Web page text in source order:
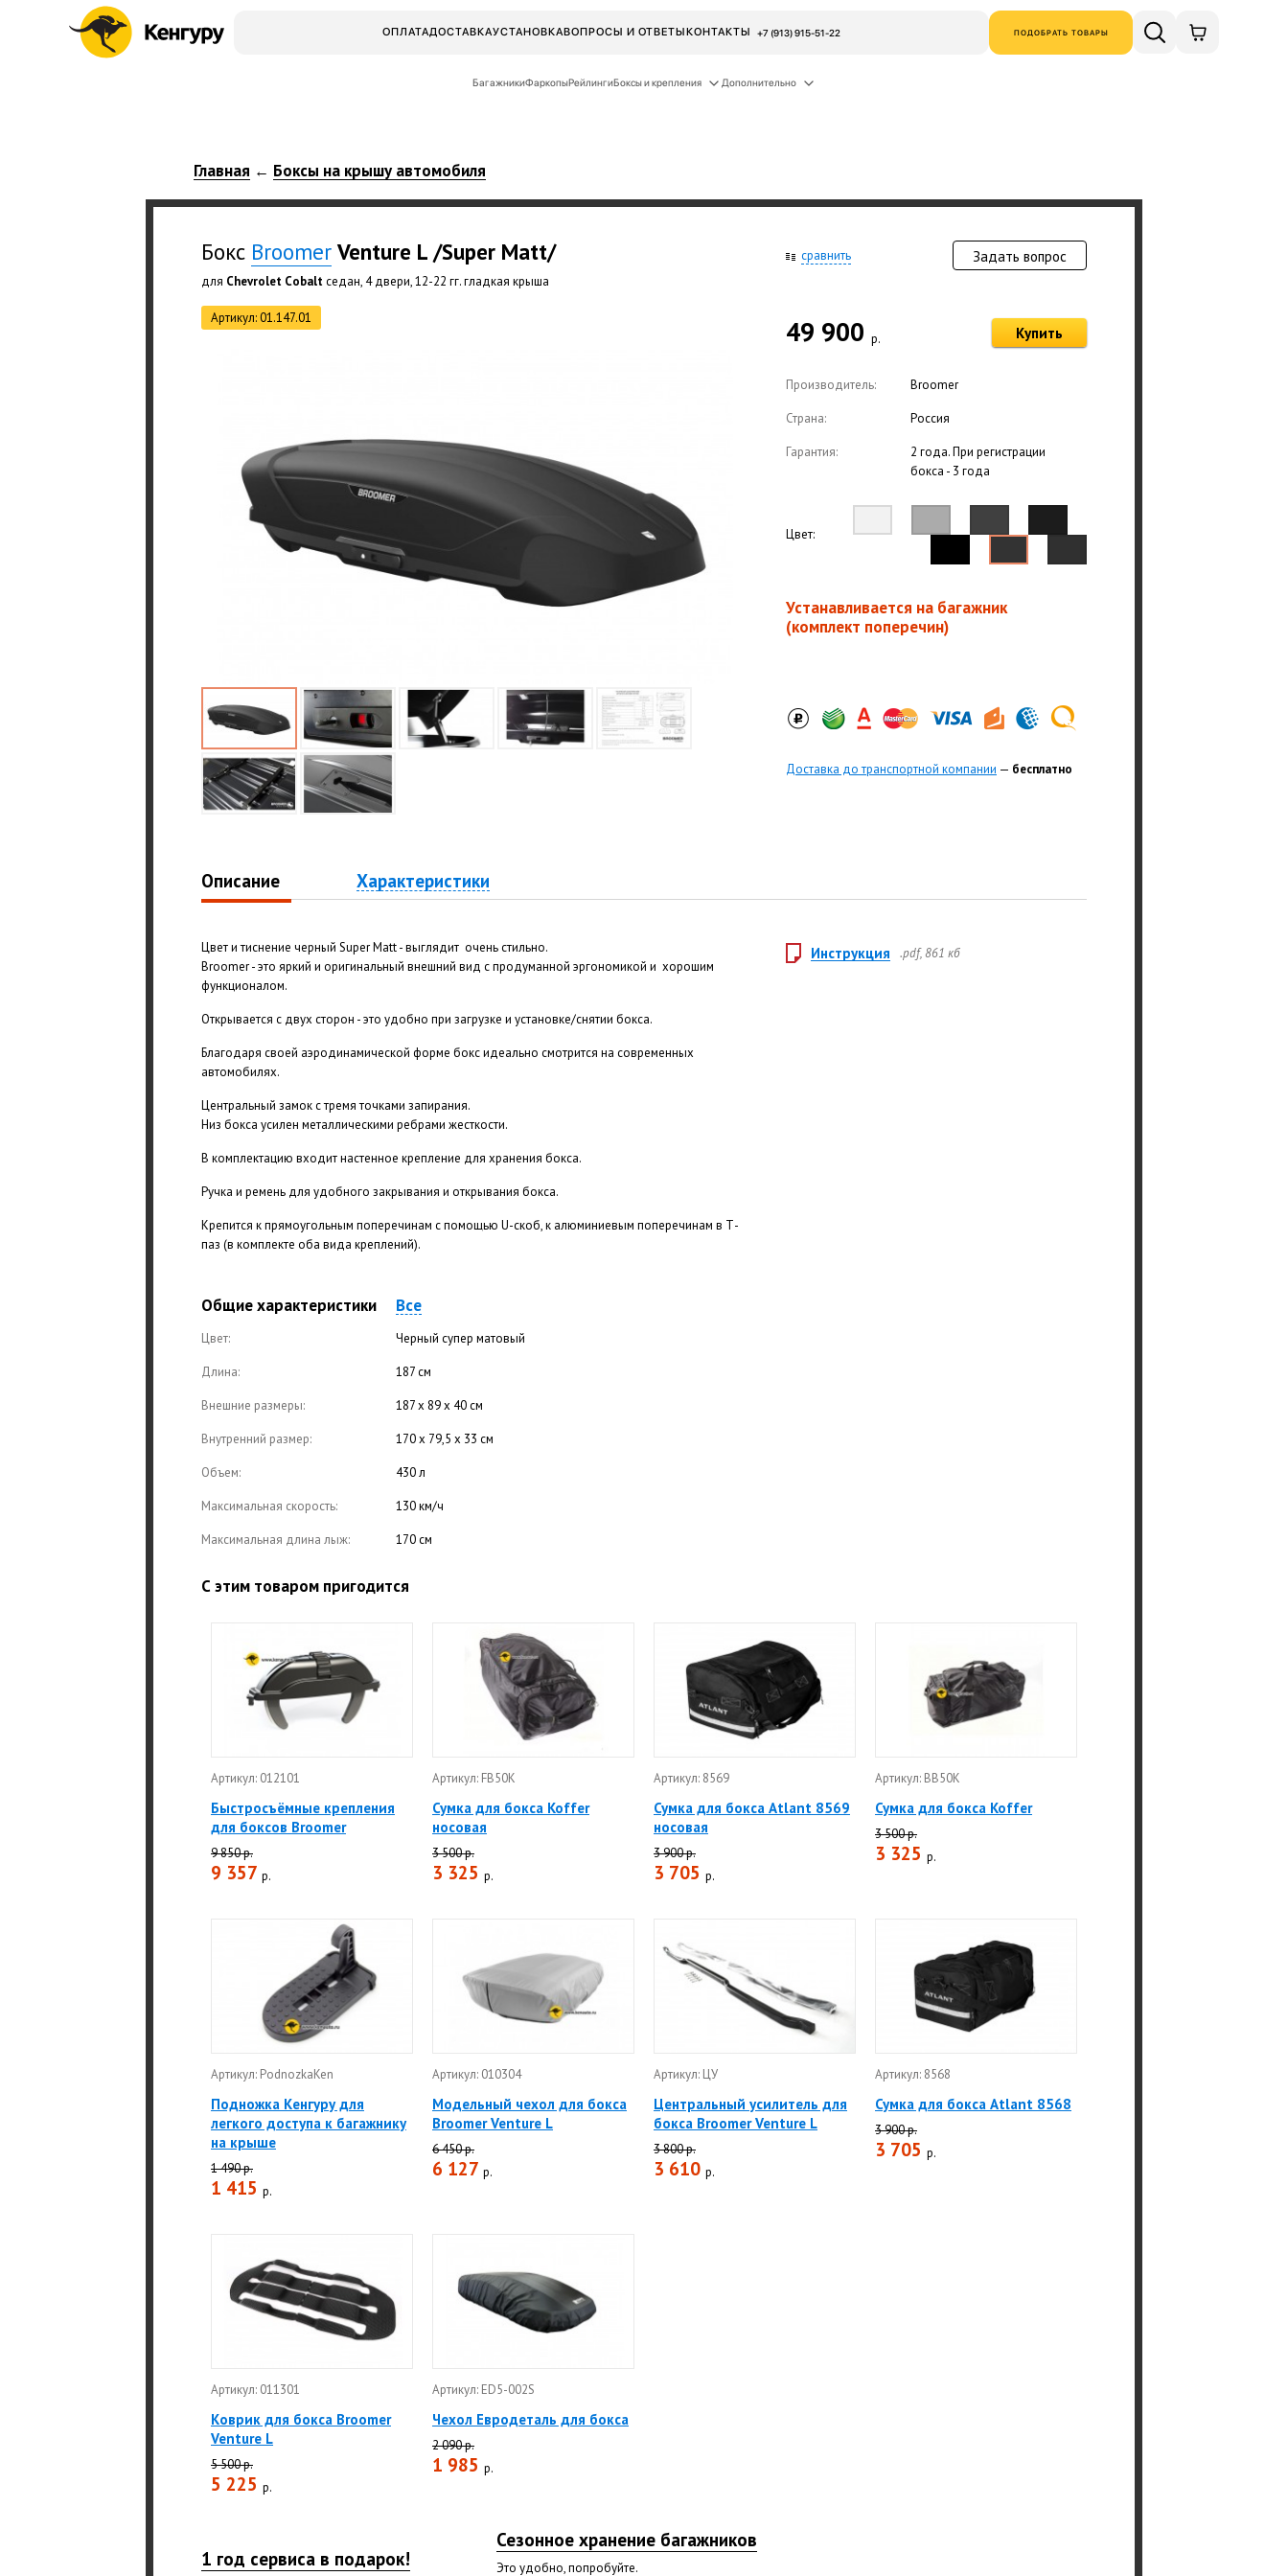
ОПЛАТАДОСТАВКАУСТАНОВКАВОПРОСЫ И ОТВЕТЫКОНТАКТЫ +7 (913) 915-51-22 ПОДОБРАТЬ ТОВАРЫ
БагажникиФаркопыРейлингиБоксы и крепления Дополнительно
Главная ← Боксы на крышу автомобиля
Бокс Broomer Venture L /Super Matt/
для Chevrolet Cobaltседан, 4 двери, 12-22 гг. гладкая крыша
Артикул: 01.147.01
сравнить Задать вопрос
49 900 р. Купить
Производитель: Broomer
Страна: Россия
Гарантия:
2 года. При регистрации
бокса - 3 года
Цвет:
Устанавливается на багажник
(комплект поперечин)
Доставка до транспортной компании — бесплатно
Описание Характеристики
Цвет и тиснение черный Super Matt - выглядит очень стильно.
Broomer - это яркий и оригинальный внешний вид с продуманной эргономикой и хорошим
функционалом.
Открывается с двух сторон - это удобно при загрузке и установке/снятии бокса.
Благодаря своей аэродинамической форме бокс идеально смотрится на современных
автомобилях.
Центральный замок с тремя точками запирания.
Низ бокса усилен металлическими ребрами жесткости.
В комплектацию входит настенное крепление для хранения бокса.
Ручка и ремень для удобного закрывания и открывания бокса.
Крепится к прямоугольным поперечинам с помощью U-скоб, к алюминиевым поперечинам в Т-
паз (в комплекте оба вида креплений).
Инструкция .pdf, 861 кб
Общие характеристики Все
Цвет: Черный супер матовый
Длина: 187 см
Внешние размеры: 187 х 89 х 40 см
Внутренний размер: 170 х 79,5 х 33 см
Объем: 430 л
Максимальная скорость: 130 км/ч
Максимальная длина лыж: 170 см
С этим товаром пригодится
Артикул: 012101
Быстросъёмные крепления
для боксов Broomer
9 850 р.
9 357 р.
Артикул: FB50K
Сумка для бокса Koffer
носовая
3 500 р.
3 325 р.
Артикул: 8569
Сумка для бокса Atlant 8569
носовая
3 900 р.
3 705 р.
Артикул: BB50K
Сумка для бокса Koffer
3 500 р.
3 325 р.
Артикул: PodnozkaKen
Подножка Кенгуру для
легкого доступа к багажнику
на крыше
1 490 р.
1 415 р.
Артикул: 010304
Модельный чехол для бокса
Broomer Venture L
6 450 р.
6 127 р.
Артикул: ЦУ
Центральный усилитель для
бокса Broomer Venture L
3 800 р.
3 610 р.
Артикул: 8568
Сумка для бокса Atlant 8568
3 900 р.
3 705 р.
Артикул: 011301
Коврик для бокса Broomer
Venture L
5 500 р.
5 225 р.
Артикул: ED5-002S
Чехол Евродеталь для бокса
2 090 р.
1 985 р.
1 год сервиса в подарок!
Сезонное хранение багажников
Это удобно, попробуйте.